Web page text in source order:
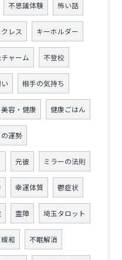
不思議体験 怖い話
レス キーホルダー
ャーム 不登校
相手の気持ち
美容・健康 健康ごはん
運勢
元彼 ミラーの法則
幸運体質 鬱症状
霊障 埼玉タロット
和 不眠解消